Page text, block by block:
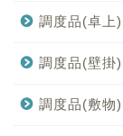
調度品(卓上)
調度品(壁掛)
調度品(敷物)